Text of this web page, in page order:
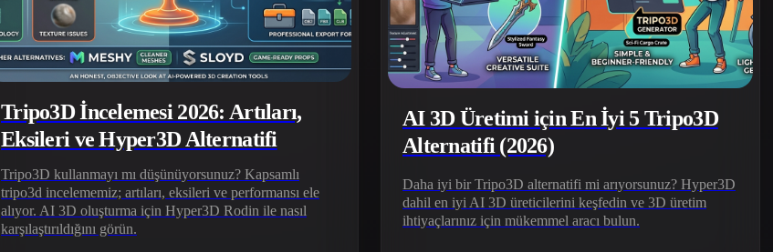
Tripo3D İncelemesi 2026: Artıları,
Eksileri ve Hyper3D Alternatifi
Tripo3D kullanmayı mı düşünüyorsunuz? Kapsamlı
tripo3d incelememiz; artıları, eksileri ve performansı ele
alıyor. AI 3D oluşturma için Hyper3D Rodin ile nasıl
karşılaştırıldığını görün.
AI 3D Üretimi için En İyi 5 Tripo3D
Alternatifi (2026)
Daha iyi bir Tripo3D alternatifi mi arıyorsunuz? Hyper3D
dahil en iyi AI 3D üreticilerini keşfedin ve 3D üretim
ihtiyaçlarınız için mükemmel aracı bulun.